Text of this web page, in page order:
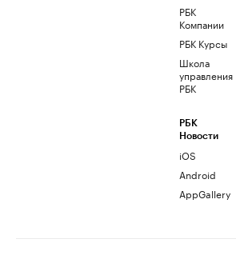
РБК
Компании
РБК Курсы
Школа
управления
РБК
РБК
Новости
iOS
Android
AppGallery